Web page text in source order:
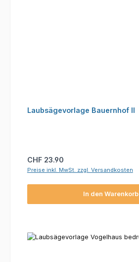
Laubsägevorlage Bauernhof II
Regulärer Preis:
CHF 23.90
Preise inkl. MwSt. zzgl. Versandkosten
In den Warenkorb